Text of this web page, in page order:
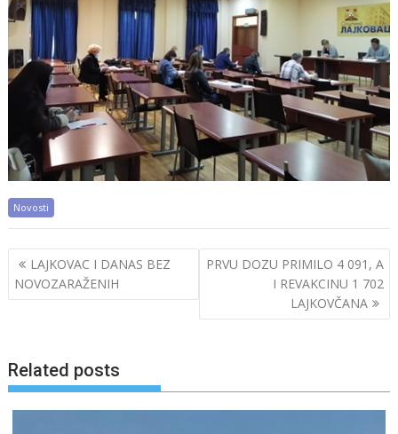
Novosti
Post
navigation
LAJKOVAC I DANAS BEZ
NOVOZARAŽENIH
PRVU DOZU PRIMILO 4 091, A
I REVAKCINU 1 702
LAJKOVČANA
Related posts